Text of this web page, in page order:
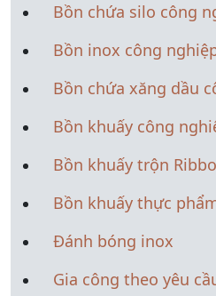
Bồn chứa silo công
Bồn inox công
Bồn chứa xăng dầu
Bồn khuấy công
Bồn khuấy trộn
Bồn khuấy thực
Đánh bóng inox
Gia công theo yêu